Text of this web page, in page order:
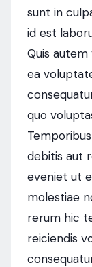
sunt in
id est
Quis
ea
quo
debitis aut
eveniet ut
molestiae
rerum hic
reiciendis